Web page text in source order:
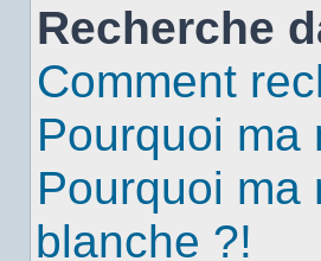
Recherche
Comment
Pourquoi ma
Pourquoi ma
blanche ?!